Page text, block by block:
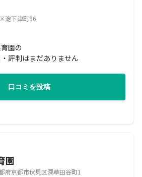
淀下津町96
園の
評判はまだありません
口コミを投稿
園
府京都市伏見区深草田谷町1